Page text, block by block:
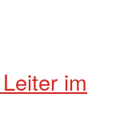
im